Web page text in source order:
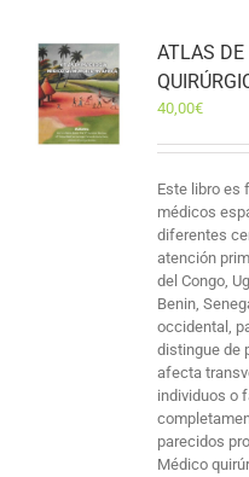
ATLAS DE
40,00€
Este libro es
médicos
diferentes
atención
del Congo,
Benin,
occidental,
distingue de
afecta
individuos o
parecidos
Médico